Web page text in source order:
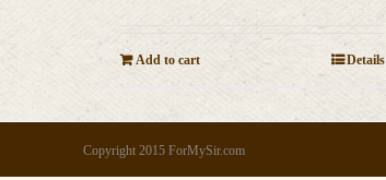
Add to cart Details
Copyright 2015 ForMySir.com